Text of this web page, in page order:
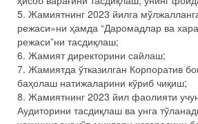
5. Жамиятнинг 2023 йилга
режаси»ни ҳамда “Даромадлар ва
режаси”ни тасдиқлаш;
6. Жамият директорини сайлаш;
7. Жамиятда ўтказилган Корпоратив
баҳолаш натижаларини кўриб чиқиш;
8. Жамиятнинг 2023 йил фаолияти
Аудиторини тасдиқлаш ва унга